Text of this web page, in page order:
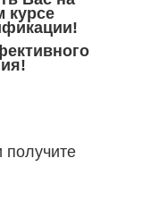
курсе
получите